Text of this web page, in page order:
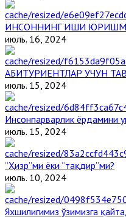
ИНСОННИНГ ИШИ
июль. 16, 2024
АБИТУРИЕНТЛАР УЧУН
июль. 15, 2024
Инсонпарварлик ёрдамини
июль. 15, 2024
“Ҳизр”ми ёки “тақдир”ми?
июль. 10, 2024
Яхшилигимиз ўзимизга